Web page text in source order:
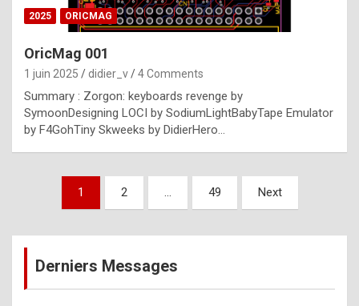
n
y
l
e
x
a
%
2025 ORICMAG
OricMag 001
1 juin 2025 didier_v 4 Comments
Summary : Zorgon: keyboards revenge by
SymoonDesigning LOCI by SodiumLightBabyTape Emulator
by F4GohTiny Skweeks by DidierHero…
Pagination
publications
1 2 … 49 Next
Derniers Messages